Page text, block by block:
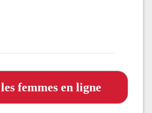
femmes en ligne